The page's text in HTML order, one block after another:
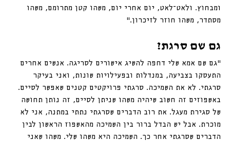
ומבחוץ. ולאט־לאט, יום אחרי יום, משהו קטן מתרומם, משהו
מסתדר, משהו חוזר לזיכרון.״
גם שם סרגת?
״גם שם אמא שלי דחפה להשיג אישורים לסריגה. אנשים אחרים
התעסקו בצביעה, במנדלות ובפעילויות שונות, ואני בעיקר
סרגתי. לא את השמיכה. סרגתי פרויקטים קטנים שאפשר לסיים.
באשפוזים זה חשוב שיהיה משהו שניתן לסיים, זה נותן תחושה
של סגירת מעגל. את רוב הדברים שסרגתי נתתי במתנה, אני לא
מוכרת. אבל יש הבדל ברור בין השמיכה מהאשפוז הראשון לבין
הדברים שסרגתי אחר כך. השמיכה היא משהו שלי. משהו שאני